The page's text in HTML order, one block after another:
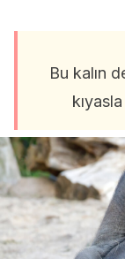
Bu kalın